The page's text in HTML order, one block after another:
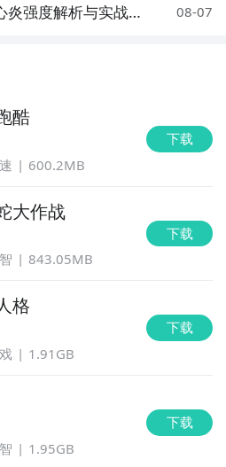
强度解析与实战搭
08-07
酷
600.2MB
下载
大作战
843.05MB
下载
格
1.91GB
下载
1.95GB
下载